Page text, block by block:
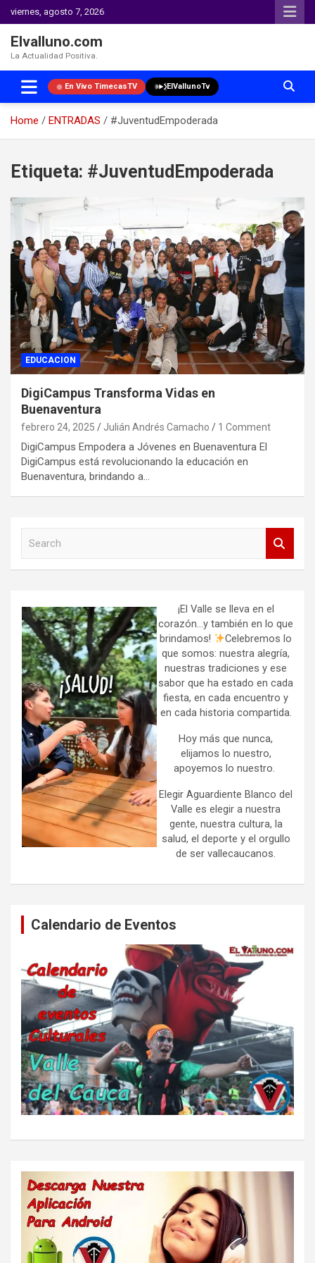
viernes, agosto 7, 2026
Elvalluno.com
La Actualidad Positiva.
En Vivo TimecasTV ElVallunoTv
Home ENTRADAS
#JuventudEmpoderada
content
Etiqueta: #JuventudEmpoderada
EDUCACION
DigiCampus Transforma Vidas en
Buenaventura
febrero 24, 2025 Julián Andrés Camacho 1 Comment
DigiCampus Empodera a Jóvenes en Buenaventura El
DigiCampus está revolucionando la educación en
Buenaventura, brindando a…
h
¡El Valle se lleva en el
corazón…y también en lo que
brindamos!
Celebremos lo
que somos: nuestra alegría,
nuestras tradiciones y ese
sabor que ha estado en cada
fiesta, en cada encuentro y
en cada historia compartida.
Hoy más que nunca,
elijamos lo nuestro,
apoyemos lo nuestro.
Elegir Aguardiente Blanco del
Valle es elegir a nuestra
gente, nuestra cultura, la
salud, el deporte y el orgullo
de ser vallecaucanos.
Calendario de Eventos